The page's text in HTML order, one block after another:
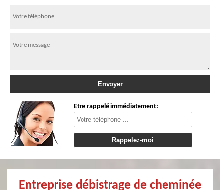
Etre rappelé immédiatement:
Entreprise débistrage de cheminée